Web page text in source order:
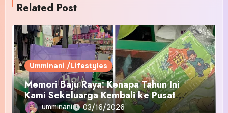
Related Post
Umminani /Lifestyles
Memori Baju Raya: Kenapa Tahun Ini
Kami Sekeluarga Kembali ke Pusat
Pakaian Hari-Hari?
umminani 03/16/2026